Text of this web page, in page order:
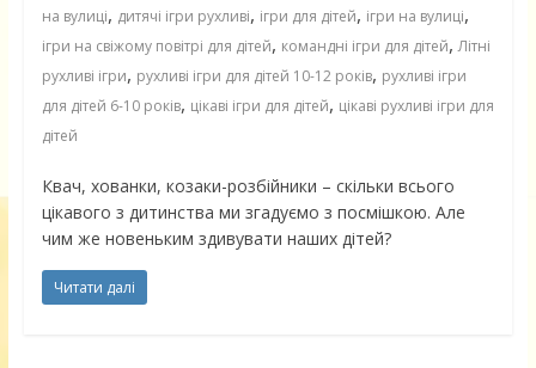
на вулиці, дитячі ігри рухливі, ігри для дітей, ігри на вулиці,
ігри на свіжому повітрі для дітей, командні ігри для дітей,Літні
рухливі ігри, рухливі ігри для дітей 10-12 років, рухливі ігри
для дітей 6-10 років, цікаві ігри для дітей, цікаві рухливі ігри для
дітей
Квач, хованки, козаки-розбійники – скільки всього
цікавого з дитинства ми згадуємо з посмішкою. Але
чим же новеньким здивувати наших дітей?
Читати далі